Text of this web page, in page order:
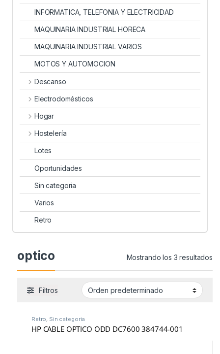
INFORMATICA, TELEFONIA Y ELECTRICIDAD
MAQUINARIA INDUSTRIAL HORECA
MAQUINARIA INDUSTRIAL VARIOS
MOTOS Y AUTOMOCION
Descanso
Electrodomésticos
Hogar
Hostelería
Lotes
Oportunidades
Sin categoria
Varios
Retro
optico Mostrando los 3 resultados
Filtros
Retro, Sin categoria
HP CABLE OPTICO ODD DC7600 384744-001